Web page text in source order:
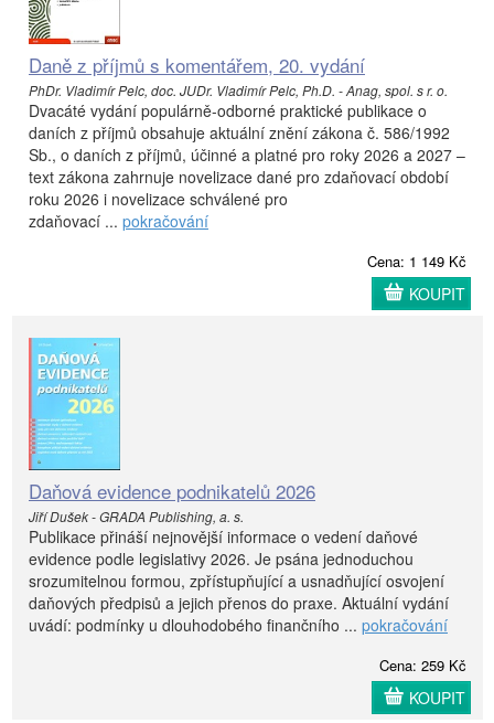
Daně z příjmů s komentářem, 20. vydání
PhDr. Vladimír Pelc, doc. JUDr. Vladimír Pelc, Ph.D. - Anag, spol. s r. o.
Dvacáté vydání populárně-odborné praktické publikace o
daních z příjmů obsahuje aktuální znění zákona č. 586/1992
Sb., o daních z příjmů, účinné a platné pro roky 2026 a 2027 –
text zákona zahrnuje novelizace dané pro zdaňovací období
roku 2026 i novelizace schválené pro
zdaňovací ... pokračování
Cena: 1 149 Kč
KOUPIT
Daňová evidence podnikatelů 2026
Jiří Dušek - GRADA Publishing, a. s.
Publikace přináší nejnovější informace o vedení daňové
evidence podle legislativy 2026. Je psána jednoduchou
srozumitelnou formou, zpřístupňující a usnadňující osvojení
daňových předpisů a jejich přenos do praxe. Aktuální vydání
uvádí: podmínky u dlouhodobého finančního ... pokračování
Cena: 259 Kč
KOUPIT